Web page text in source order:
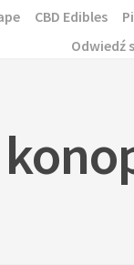
CBD Edibles
Odwiedź